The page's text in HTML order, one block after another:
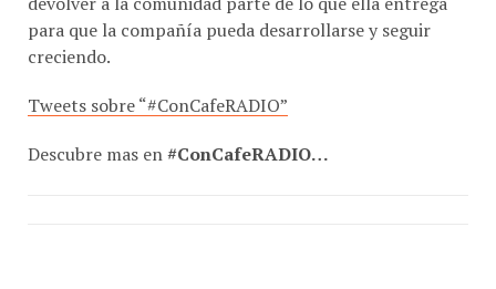
para que la compañía pueda desarrollarse y seguir
creciendo.
Tweets sobre “#ConCafeRADIO”
Descubre mas en #ConCafeRADIO…